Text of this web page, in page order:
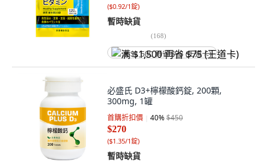
($0.92/1錠)
暫時缺貨
(168)
满 $1,500 再省 $75 (王道卡)
必盛氏 D3+檸檬酸鈣錠, 200顆,
300mg, 1罐
首購折扣價 40%$450
$270
($1.35/1錠)
暫時缺貨